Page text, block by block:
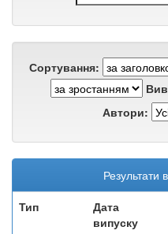
Сортування:
Автори:
Результати
Тип
Дата
випуску